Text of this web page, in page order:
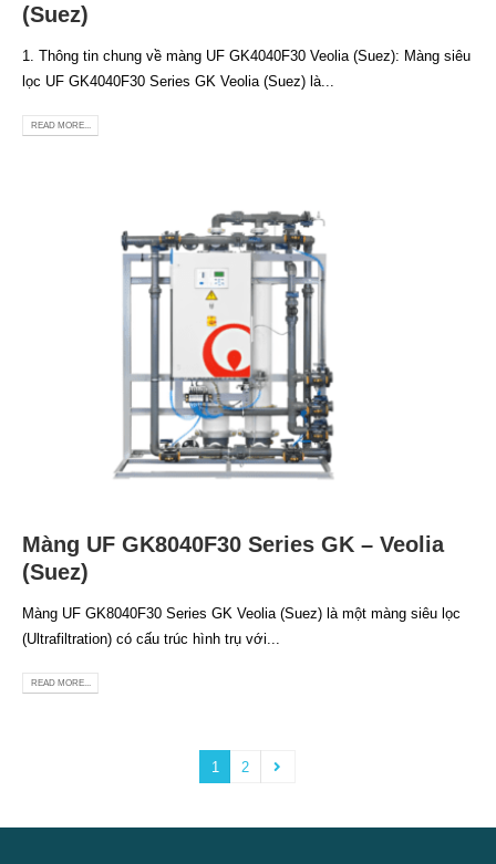
(Suez)
1. Thông tin chung về màng UF GK4040F30 Veolia (Suez): Màng siêu
lọc UF GK4040F30 Series GK Veolia (Suez) là...
READ MORE...
Màng UF GK8040F30 Series GK – Veolia
(Suez)
Màng UF GK8040F30 Series GK Veolia (Suez) là một màng siêu lọc
(Ultrafiltration) có cấu trúc hình trụ với...
READ MORE...
1 2